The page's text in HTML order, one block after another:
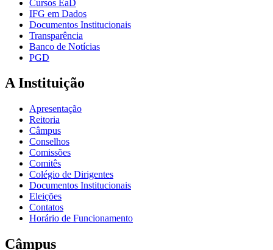
Cursos EaD
IFG em Dados
Documentos Institucionais
Transparência
Banco de Notícias
PGD
A Instituição
Apresentação
Reitoria
Câmpus
Conselhos
Comissões
Comitês
Colégio de Dirigentes
Documentos Institucionais
Eleições
Contatos
Horário de Funcionamento
Câmpus